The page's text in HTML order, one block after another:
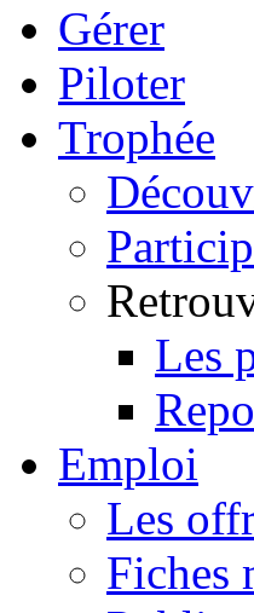
Gérer
Piloter
Trophée
Les
Emploi
Les
Fiches